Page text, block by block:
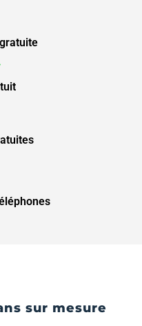
sur mesure